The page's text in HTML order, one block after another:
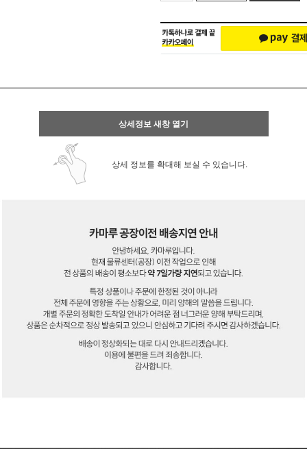
상세정보 새창 열기
상세 정보를 확대해 보실 수 있습니다.